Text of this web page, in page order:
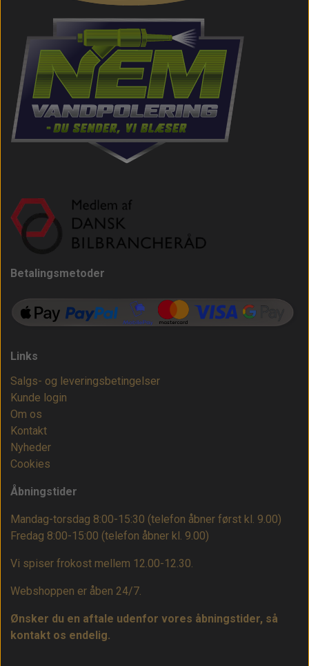
Betalingsmetoder
Links
Salgs- og leveringsbetingelser
Kunde login
Om os
Kontakt
Nyheder
Cookies
Åbningstider
Mandag-torsdag 8:00-15:30 (telefon åbner først kl. 9.00)
Fredag 8:00-15:00 (telefon åbner kl. 9.00)
Vi spiser frokost mellem 12.00-12.30.
Webshoppen er åben 24/7.
Ønsker du en aftale udenfor vores åbningstider, så
kontakt os endelig.